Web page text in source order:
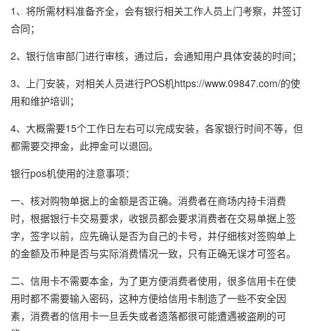
1、将所需材料准备齐全，会有银行相关工作人员上门考察，并签订
合同；
2、银行信审部门进行审核，通过后，会通知用户具体安装的时间；
3、上门安装，对相关人员进行POS机https://www.09847.com/的使
用和维护培训；
4、大概需要15个工作日左右可以完成安装，各家银行时间不等，但
都需要交押金，此押金可以退回。
银行pos机使用的注意事项：
一、核对购物单据上的金额是否正确。消费者在商场内持卡消费
时，根据银行卡交易要求，收银员都会要求消费者在交易单据上签
字，签字以前，应先确认是否为自己的卡号，并仔细核对签购单上
的金额及币种是否与实际消费情况一致，只有正确无误才可签名。
二、信用卡不需要本金，为了更方便消费者使用，很多信用卡在使
用时都不需要输入密码，这种方便给信用卡制造了一些不安全因
素，消费者的信用卡一旦丢失或者遗落都很可能遭遇被盗刷的可